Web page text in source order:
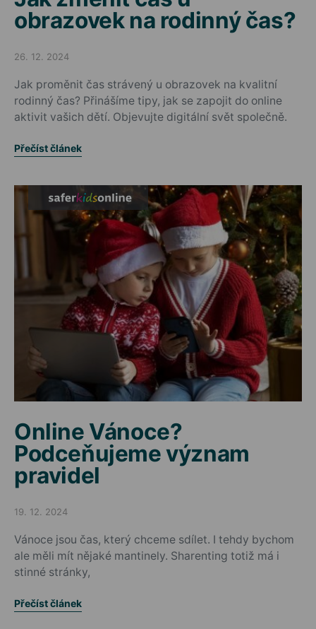
obrazovek na rodinný čas?
Posted on
26. 12. 2024
Jak proměnit čas strávený u obrazovek na kvalitní
rodinný čas? Přinášíme tipy, jak se zapojit do online
aktivit vašich dětí. Objevujte digitální svět společně.
Přečíst článek
Online Vánoce?
Podceňujeme význam
pravidel
Posted on
19. 12. 2024
Vánoce jsou čas, který chceme sdílet. I tehdy bychom
ale měli mít nějaké mantinely. Sharenting totiž má i
stinné stránky,
Přečíst článek